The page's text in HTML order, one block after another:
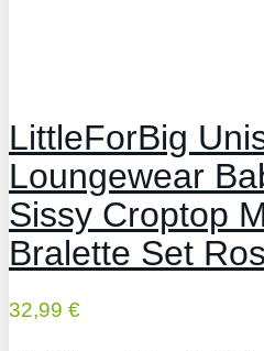
LittleForBig
Loungewear
Sissy Croptop
Bralette Set
32,99 €